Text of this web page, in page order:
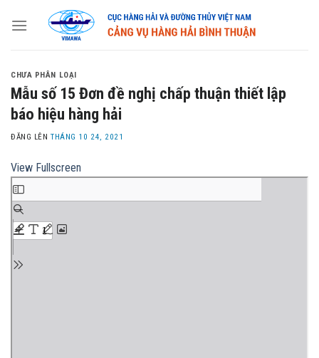
CHƯA PHÂN LOẠI
Mẫu số 15 Đơn đề nghị chấp thuận thiết lập
báo hiệu hàng hải
ĐĂNG LÊNTHÁNG 10 24, 2021
View Fullscreen